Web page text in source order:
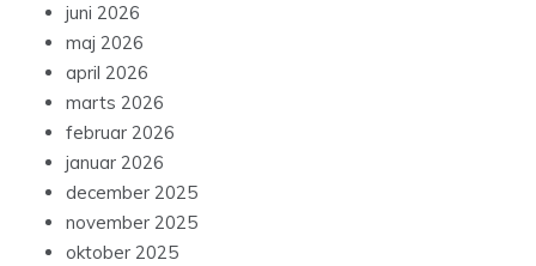
juni 2026
maj 2026
april 2026
marts 2026
februar 2026
januar 2026
december 2025
november 2025
oktober 2025